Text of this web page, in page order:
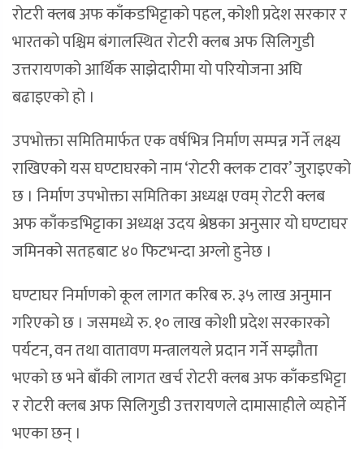
रोटरी क्लब अफ काँकडभिट्टाको पहल, कोशी प्रदेश सरकार र
भारतको पश्चिम बंगालस्थित रोटरी क्लब अफ सिलिगुडी
उत्तरायणको आर्थिक साझेदारीमा यो परियोजना अघि
बढाइएको हो ।
उपभोक्ता समितिमार्फत एक वर्षभित्र निर्माण सम्पन्न गर्ने लक्ष्य
राखिएको यस घण्टाघरको नाम ‘रोटरी क्लक टावर’ जुराइएको
छ । निर्माण उपभोक्ता समितिका अध्यक्ष एवम् रोटरी क्लब
अफ काँकडभिट्टाका अध्यक्ष उदय श्रेष्ठका अनुसार यो घण्टाघर
जमिनको सतहबाट ४० फिटभन्दा अग्लो हुनेछ ।
घण्टाघर निर्माणको कूल लागत करिब रु. ३५ लाख अनुमान
गरिएको छ । जसमध्ये रु. १० लाख कोशी प्रदेश सरकारको
पर्यटन, वन तथा वातावण मन्त्रालयले प्रदान गर्ने सम्झौता
भएको छ भने बाँकी लागत खर्च रोटरी क्लब अफ काँकडभिट्टा
र रोटरी क्लब अफ सिलिगुडी उत्तरायणले दामासाहीले व्यहोर्ने
भएका छन् ।